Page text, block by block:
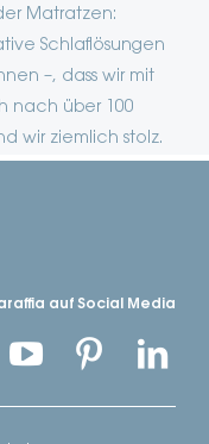
Matratzen:
Schlaflösungen
–, dass wir mit
nach über 100
wir ziemlich stolz.
auf Social Media